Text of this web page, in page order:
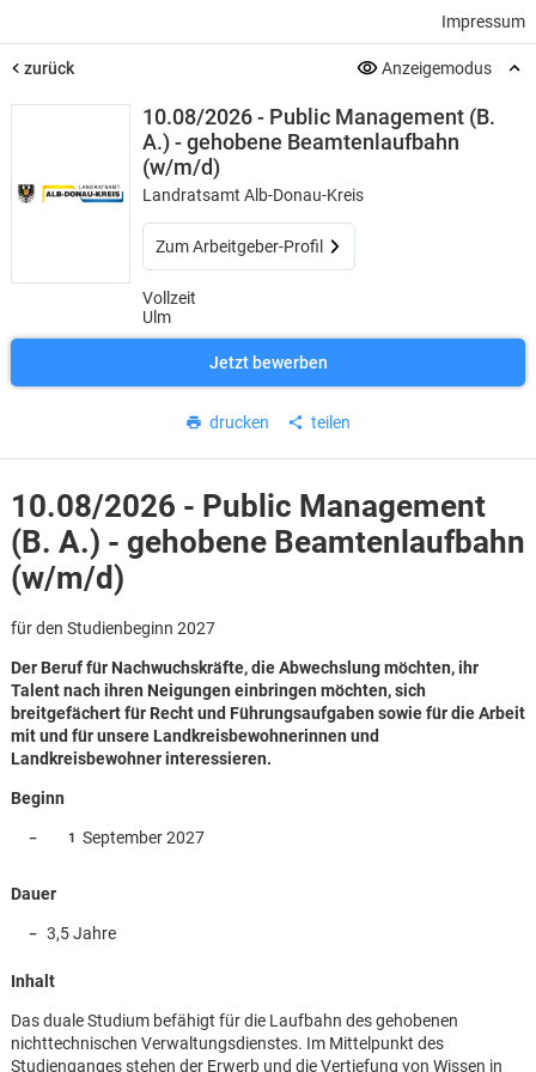
Impressum
zurück Anzeigemodus
10.08/2026 - Public Management (B.
A.) - gehobene Beamtenlaufbahn
(w/m/d)
Landratsamt Alb-Donau-Kreis
Zum Arbeitgeber-Profil
Vollzeit
Ulm
Jetzt bewerben
drucken teilen
10.08/2026 - Public Management
(B. A.) - gehobene Beamtenlaufbahn
(w/m/d)
für den Studienbeginn 2027
Der Beruf für Nachwuchskräfte, die Abwechslung möchten, ihr
Talent nach ihren Neigungen einbringen möchten, sich
breitgefächert für Recht und Führungsaufgaben sowie für die Arbeit
mit und für unsere Landkreisbewohnerinnen und
Landkreisbewohner interessieren.
Beginn
September 2027
Dauer
3,5 Jahre
Inhalt
Das duale Studium befähigt für die Laufbahn des gehobenen
nichttechnischen Verwaltungsdienstes. Im Mittelpunkt des
Studienganges stehen der Erwerb und die Vertiefung von Wissen in